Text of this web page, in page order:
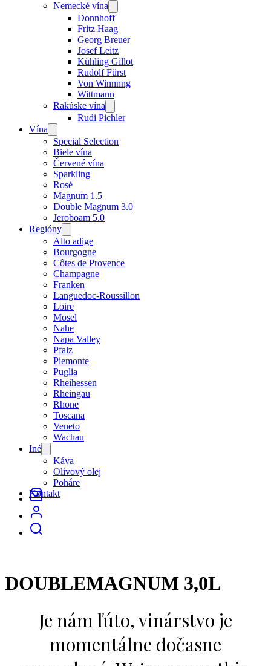
Nemecké vína
menu
Donnhoff
Fritz Haag
Georg Breuer
Josef Leitz
Kühling Gillot
Rudolf Fürst
Von Winnnng
Wittmann
Rakúske vína
menu
Rudi Pichler
Vína
menu
Special Selection
Biele vína
Červené vína
Sparkling
Rosé
Magnum 1.5
Double Magnum 3.0
Jeroboam 5.0
Regióny
menu
Alto adige
Bourgogne
Côtes de Provence
Champagne
Franken
Languedoc-Roussillon
Loire
Mosel
Nahe
Napa Valley
Pfalz
Piemonte
Puglia
Rheihessen
Rheingau
Rhone
Toscana
Veneto
Wachau
Iné
menu
Káva
Olivový olej
Poháre
Kontakt
DOUBLEMAGNUM 3,0L